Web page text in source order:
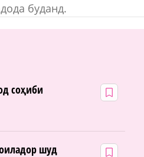
буданд.
соҳиби
шуд